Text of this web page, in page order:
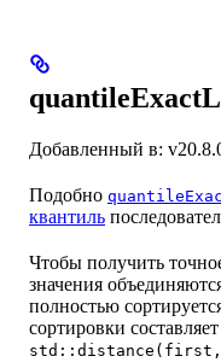
Добавленный в:
Подобно
квантиль
Чтобы получить
значения
полностью
сортировки составляет